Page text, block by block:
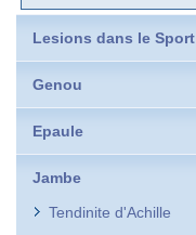
Lesions dans le Sport
Genou
Epaule
Jambe
Tendinite d'Achille